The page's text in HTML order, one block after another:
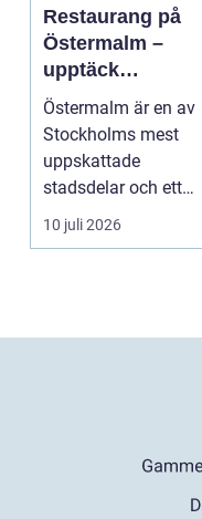
Restaurang på
Östermalm –
upptäck
matupplevelser i
en av Stockholms
mest attraktiva
stadsdelar
Östermalm är en av
Stockholms mest
uppskattade
stadsdelar och ett
självklart val f&ou...
10 juli 2026